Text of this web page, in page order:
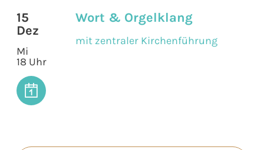
15
Dez
Mi
18 Uhr
Wort & Orgelklang
mit zentraler Kirchenführung